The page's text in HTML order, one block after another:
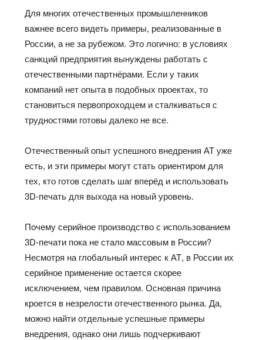
Для многих отечественных промышленников
важнее всего видеть примеры, реализованные в
России, а не за рубежом. Это логично: в условиях
санкций предприятия вынуждены работать с
отечественными партнёрами. Если у таких
компаний нет опыта в подобных проектах, то
становиться первопроходцем и сталкиваться с
трудностями готовы далеко не все.
Отечественный опыт успешного внедрения АТ уже
есть, и эти примеры могут стать ориентиром для
тех, кто готов сделать шаг вперёд и использовать
3D-печать для выхода на новый уровень.
Почему серийное производство с использованием
3D-печати пока не стало массовым в России?
Несмотря на глобальный интерес к АТ, в России их
серийное применение остается скорее
исключением, чем правилом. Основная причина
кроется в незрелости отечественного рынка. Да,
можно найти отдельные успешные примеры
внедрения, однако они лишь подчеркивают